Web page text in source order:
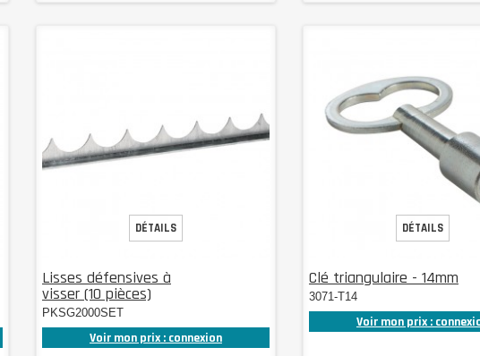
Lisses défensives à
visser (10 pièces)
PKSG2000SET
Voir mon prix : connexion
DÉTAILS
Clé triangulaire - 14mm
3071-T14
Voir mon prix :
DÉTAILS